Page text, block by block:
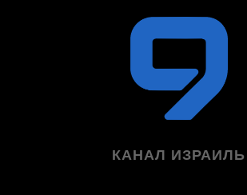
КАНАЛ ИЗРАИЛЬ